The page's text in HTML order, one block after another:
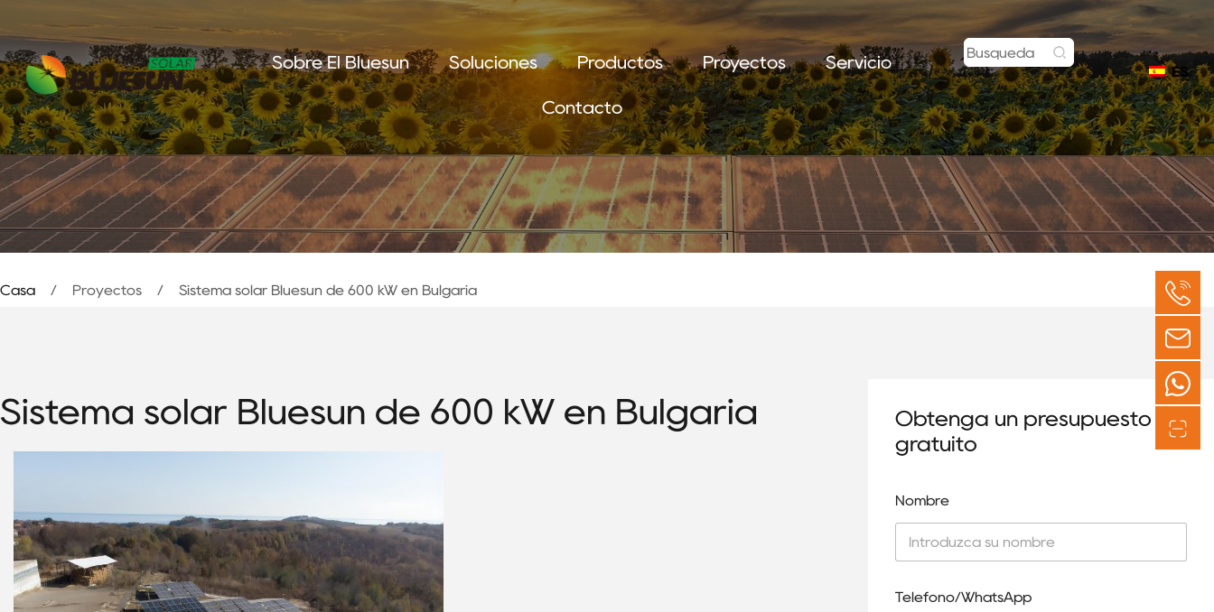
Sobre El Bluesun Soluciones Productos Proyectos Servicio
Contacto
ES
Casa / Proyectos / Sistema solar Bluesun de 600 kW en Bulgaria
Sistema solar Bluesun de 600 kW en Bulgaria
Obtenga un presupuesto
gratuito
Nombre
Teléfono/WhatsApp